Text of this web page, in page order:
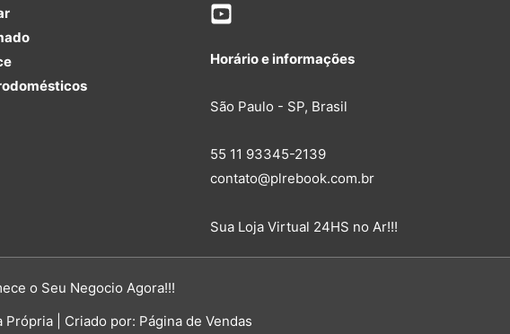
Horário e informações
São Paulo - SP, Brasil
55 11 93345-2139
contato@plrebook.com.br
Sua Loja Virtual 24HS no Ar!!!
o Seu Negocio Agora!!!
| Criado por: Página de Vendas